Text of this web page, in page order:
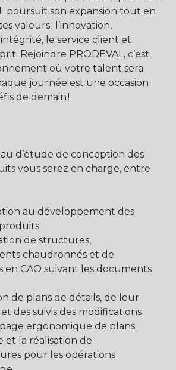
poursuit son expansion tout en
valeurs : l’innovation,
le service client et
Rejoindre PRODEVAL, c’est
où votre talent sera
journée est une occasion
de demain !
d’étude de conception des
vous serez en charge, entre
au développement des
de structures,
chaudronnés et de
en CAO suivant les documents
de plans de détails, de leur
des suivis des modifications
page ergonomique de plans
et la réalisation de
pour les opérations